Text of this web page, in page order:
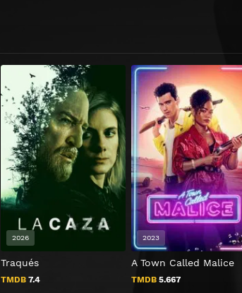
Traqués
TMDB 7.4
2026
A Town Called Malice
TMDB5.667
2023